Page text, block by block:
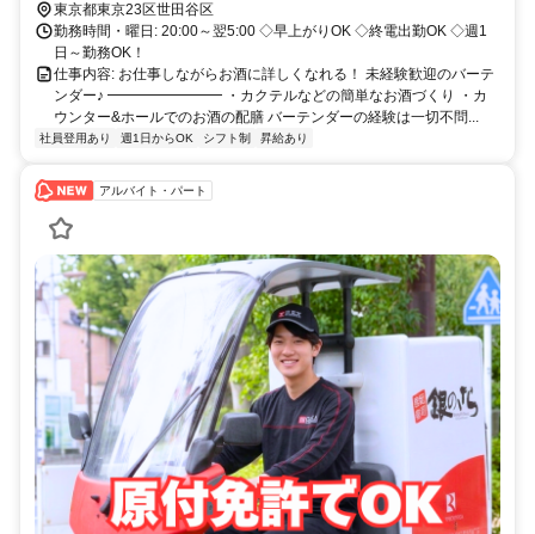
東京都東京23区世田谷区
勤務時間・曜日: 20:00～翌5:00 ◇早上がりOK ◇終電出勤OK ◇週1
日～勤務OK！
仕事内容: お仕事しながらお酒に詳しくなれる！ 未経験歓迎のバーテ
ンダー♪ ━━━━━━━━ ・カクテルなどの簡単なお酒づくり ・カ
ウンター&ホールでのお酒の配膳 バーテンダーの経験は一切不問...
社員登用あり 週1日からOK シフト制 昇給あり
アルバイト・パート